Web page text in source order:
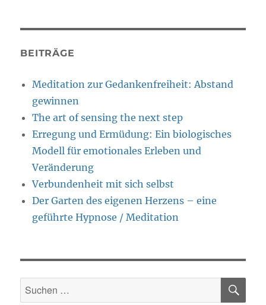
BEITRÄGE
Meditation zur Gedankenfreiheit: Abstand
gewinnen
The art of sensing the next step
Erregung und Ermüdung: Ein biologisches
Modell für emotionales Erleben und
Veränderung
Verbundenheit mit sich selbst
Der Garten des eigenen Herzens – eine
geführte Hypnose / Meditation
Suche
nach: